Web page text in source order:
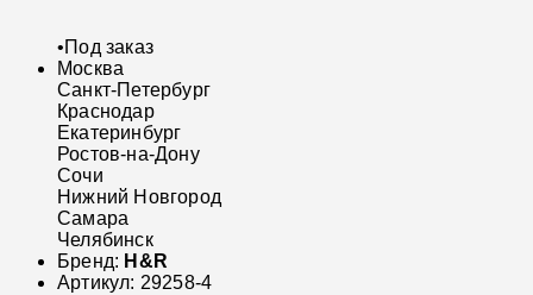
•Под заказ
Москва
Санкт-Петербург
Краснодар
Екатеринбург
Ростов-на-Дону
Сочи
Нижний Новгород
Самара
Челябинск
Бренд: H&R
Артикул: 29258-4